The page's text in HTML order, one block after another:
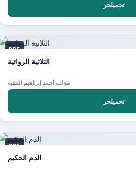
تحميلحر
PDF
الثلاثية الروائية
مؤلف:أحمد إبراهيم الفقيه
تحميلحر
PDF
الدم الحكيم